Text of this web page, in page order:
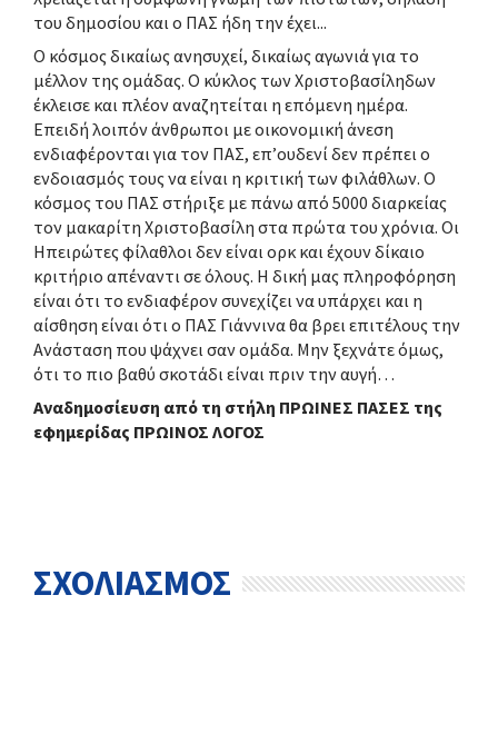
του δημοσίου και ο ΠΑΣ ήδη την έχει...
Ο κόσμος δικαίως ανησυχεί, δικαίως αγωνιά για το
μέλλον της ομάδας. Ο κύκλος των Χριστοβασίληδων
έκλεισε και πλέον αναζητείται η επόμενη ημέρα.
Επειδή λοιπόν άνθρωποι με οικονομική άνεση
ενδιαφέρονται για τον ΠΑΣ, επ’ουδενί δεν πρέπει ο
ενδοιασμός τους να είναι η κριτική των φιλάθλων. Ο
κόσμος του ΠΑΣ στήριξε με πάνω από 5000 διαρκείας
τον μακαρίτη Χριστοβασίλη στα πρώτα του χρόνια. Οι
Ηπειρώτες φίλαθλοι δεν είναι ορκ και έχουν δίκαιο
κριτήριο απέναντι σε όλους. Η δική μας πληροφόρηση
είναι ότι το ενδιαφέρον συνεχίζει να υπάρχει και η
αίσθηση είναι ότι ο ΠΑΣ Γιάννινα θα βρει επιτέλους την
Ανάσταση που ψάχνει σαν ομάδα. Μην ξεχνάτε όμως,
ότι το πιο βαθύ σκοτάδι είναι πριν την αυγή…
Αναδημοσίευση από τη στήλη ΠΡΩΙΝΕΣ ΠΑΣΕΣ της
εφημερίδας ΠΡΩΙΝΟΣ ΛΟΓΟΣ
ΣΧΟΛΙΑΣΜΟΣ